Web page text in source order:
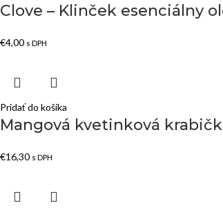
Clove – Klinček esenciálny
€4,00 s DPH
Pridať do košíka
Mangová kvetinková
€16,30 s DPH